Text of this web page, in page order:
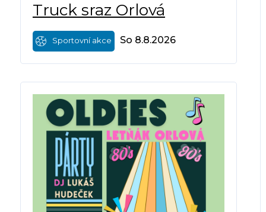
Truck sraz Orlová
Sportovní akce So 8.8.2026